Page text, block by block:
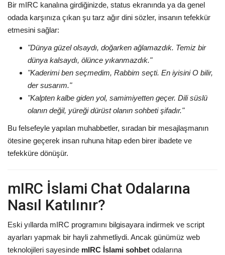
Bir mIRC kanalına girdiğinizde, status ekranında ya da genel
odada karşınıza çıkan şu tarz ağır dini sözler, insanın tefekkür
etmesini sağlar:
"Dünya güzel olsaydı, doğarken ağlamazdık. Temiz bir
dünya kalsaydı, ölünce yıkanmazdık."
"Kaderimi ben seçmedim, Rabbim seçti. En iyisini O bilir,
der susarım."
"Kalpten kalbe giden yol, samimiyetten geçer. Dili süslü
olanın değil, yüreği dürüst olanın sohbeti şifadır."
Bu felsefeyle yapılan muhabbetler, sıradan bir mesajlaşmanın
ötesine geçerek insan ruhuna hitap eden birer ibadete ve
tefekküre dönüşür.
mIRC İslami Chat Odalarına
Nasıl Katılınır?
Eski yıllarda mIRC programını bilgisayara indirmek ve script
ayarları yapmak bir hayli zahmetliydi. Ancak günümüz web
teknolojileri sayesinde mIRC İslami sohbet odalarına